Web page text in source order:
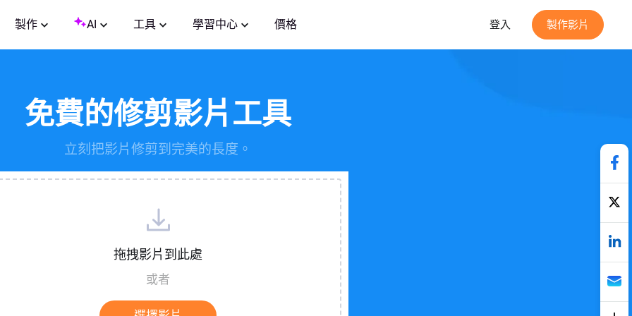
製作 AI 工具 學習中心 價格 登入 製作影片
免費的修剪影片工具
立刻把影片修剪到完美的長度。
拖拽影片到此處
或者